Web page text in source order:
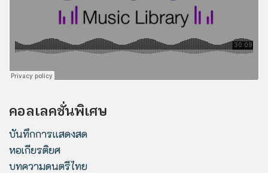
คอลเลคชั่นพิเศษ
บันทึกการแสดงสด
หอเกียรติยศ
บทความดนตรีไทย